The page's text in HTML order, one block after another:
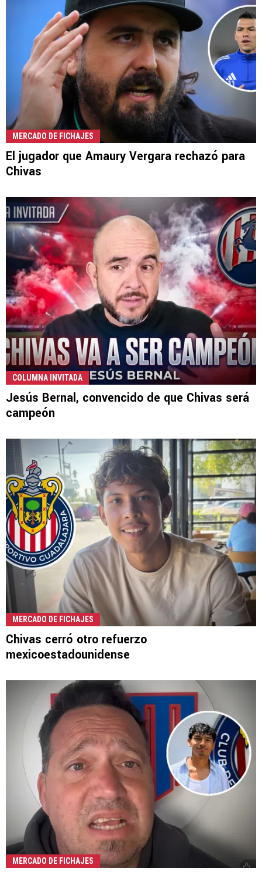
MERCADO DE FICHAJES
El jugador que Amaury Vergara rechazó para
Chivas
COLUMNA INVITADA
Jesús Bernal, convencido de que Chivas será
campeón
MERCADO DE FICHAJES
Chivas cerró otro refuerzo
mexicoestadounidense
MERCADO DE FICHAJES